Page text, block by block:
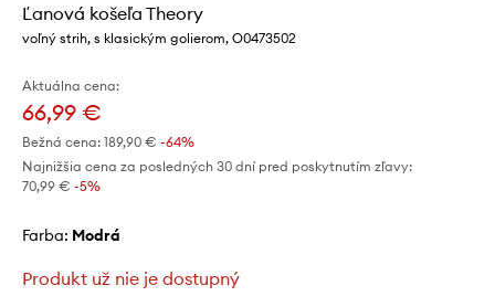
Ľanová košeľa Theory
voľný strih, s klasickým golierom, O0473502
Aktuálna cena:
66,99 €
Bežná cena: 189,90 € -64%
Najnižšia cena za posledných 30 dní pred poskytnutím zľavy:
70,99 € -5%
Farba: modrá
Produkt už nie je dostupný